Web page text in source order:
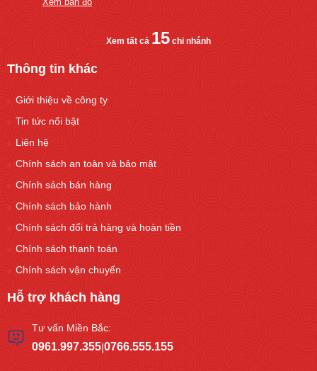
Xem tất cả 15 chi nhánh
Thông tin khác
Giới thiệu về công ty
Tin tức nổi bật
Liên hệ
Chính sách an toàn và bảo mật
Chính sách bán hàng
Chính sách bảo hành
Chính sách đổi trả hàng và hoàn tiền
Chính sách thanh toán
Chính sách vận chuyển
Hỗ trợ khách hàng
Tư vấn Miền Bắc:
0961.997.355|0766.555.155